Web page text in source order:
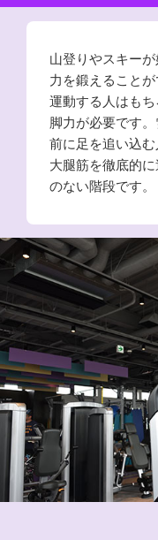
山登りやスキー
力を鍛えることが
運動する人はも
脚力が必要です
前に足を追い込
大腿筋を徹底的
のない階段です。